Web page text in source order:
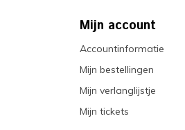
Mijn account
Accountinformatie
Mijn bestellingen
Mijn verlanglijstje
Mijn tickets